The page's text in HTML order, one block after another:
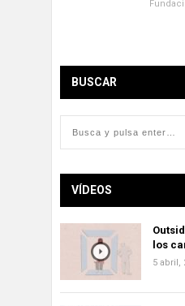
BUSCAR
VÍDEOS
los
5 abril,